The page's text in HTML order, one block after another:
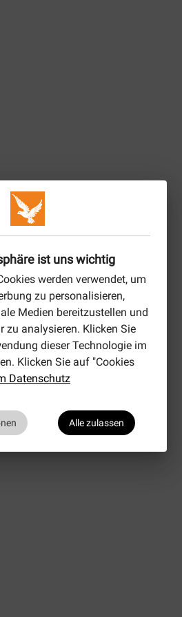
ist uns wichtig
werden verwendet, um
zu personalisieren,
Medien bereitzustellen und
zu analysieren. Klicken Sie
dieser Technologie im
Klicken Sie auf "Cookies
Datenschutz
Alle zulassen